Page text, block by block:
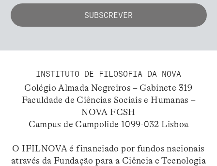
INSTITUTO DE FILOSOFIA DA NOVA
Colégio Almada Negreiros – Gabinete 319
Faculdade de Ciências Sociais e Humanas –
NOVA FCSH
Campus de Campolide 1099-032 Lisboa
O IFILNOVA é financiado por fundos nacionais
através da Fundação para a Ciência e Tecnologia